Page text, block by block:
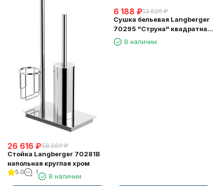
26 616 ₽58 560 ₽
Стойка Langberger 70281B
напольная круглая хром
5.0 1
В наличии
6 188 ₽13 620 ₽
Сушка бельевая Langberger
70295 "Струна" квадратная
длина 2,5м.
В наличии